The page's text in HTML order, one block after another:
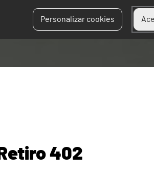
Personalizar cookies
Retiro 402